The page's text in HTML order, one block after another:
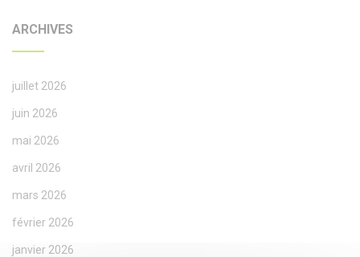
ARCHIVES
juillet 2026
juin 2026
mai 2026
avril 2026
mars 2026
février 2026
janvier 2026